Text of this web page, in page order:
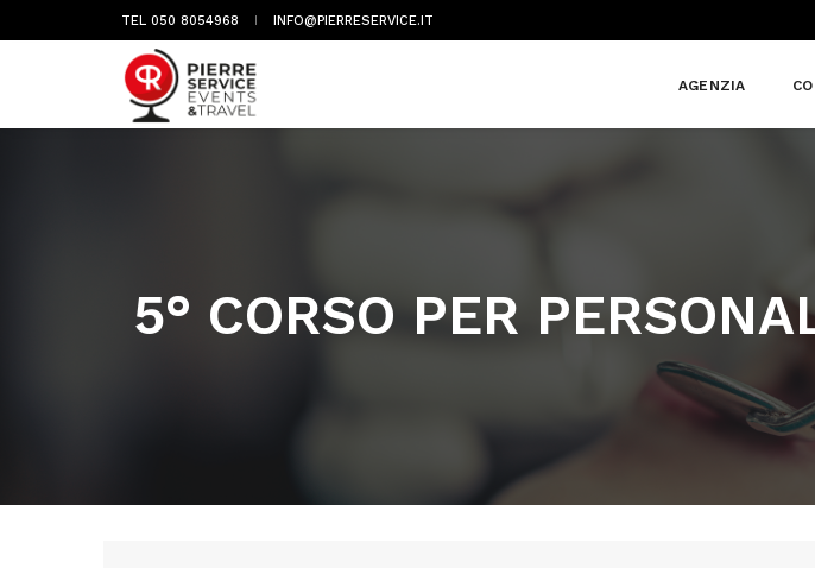
TEL 050 8054968 INFO@PIERRESERVICE.IT
AGENZIA
5° CORSO PER